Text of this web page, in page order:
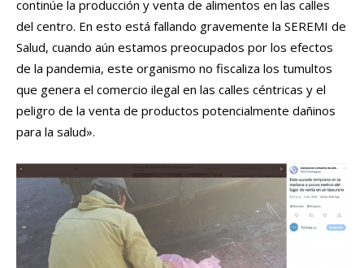
continúe la producción y venta de alimentos en las calles
del centro. En esto está fallando gravemente la SEREMI de
Salud, cuando aún estamos preocupados por los efectos
de la pandemia, este organismo no fiscaliza los tumultos
que genera el comercio ilegal en las calles céntricas y el
peligro de la venta de productos potencialmente dañinos
para la salud».